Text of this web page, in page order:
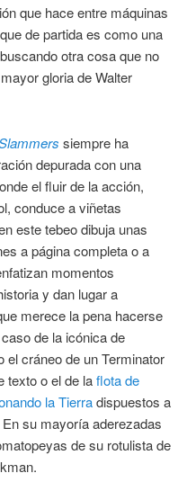
que hace entre máquinas
de partida es como una
otra cosa que no
gloria de Walter
siempre ha
depurada con una
el fluir de la acción,
conduce a viñetas
este tebeo dibuja unas
a página completa o a
momentos
y dan lugar a
merece la pena hacerse
de la icónica de
el cráneo de un Terminator
texto o el de laflota de
la Tierradispuestos a
su mayoría aderezadas
de su rotulista de